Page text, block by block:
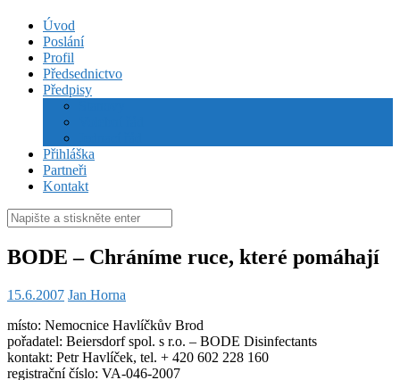
Úvod
Poslání
Profil
Předsednictvo
Předpisy
Přihláška
Partneři
Kontakt
Hledat:
BODE – Chráníme ruce, které pomáhají
15.6.2007 Jan Horna
místo: Nemocnice Havlíčkův Brod
pořadatel: Beiersdorf spol. s r.o. – BODE Disinfectants
kontakt: Petr Havlíček, tel. + 420 602 228 160
registrační číslo: VA-046-2007